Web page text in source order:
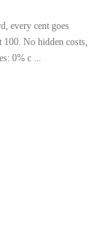
every cent goes
100. No hidden costs,
0% c ...